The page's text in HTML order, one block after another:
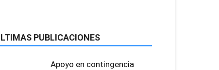
PUBLICACIONES
Apoyo en contingencia